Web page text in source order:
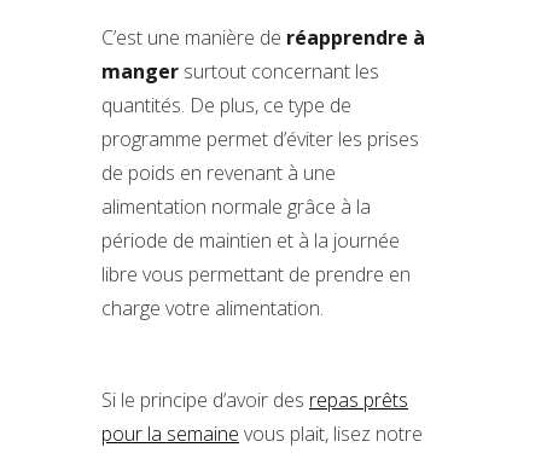
C’est une manière de réapprendre à
manger surtout concernant les
quantités. De plus, ce type de
programme permet d’éviter les prises
de poids en revenant à une
alimentation normale grâce à la
période de maintien et à la journée
libre vous permettant de prendre en
charge votre alimentation.
Si le principe d’avoir des repas prêts
pour la semaine vous plait, lisez notre